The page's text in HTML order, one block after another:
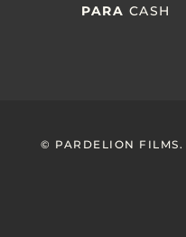
PARA CASH
© PARDELION